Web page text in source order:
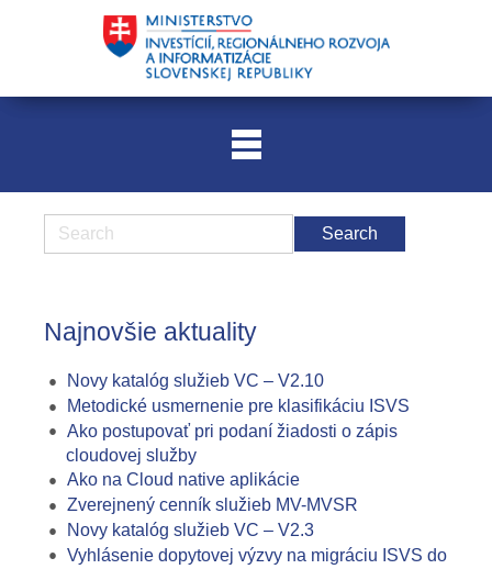
Najnovšie aktuality
Novy katalóg služieb VC – V2.10
Metodické usmernenie pre klasifikáciu ISVS
Ako postupovať pri podaní žiadosti o zápis
cloudovej služby
Ako na Cloud native aplikácie
Zverejnený cenník služieb MV-MVSR
Novy katalóg služieb VC – V2.3
Vyhlásenie dopytovej výzvy na migráciu ISVS do